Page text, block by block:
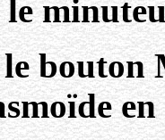
le
bouton